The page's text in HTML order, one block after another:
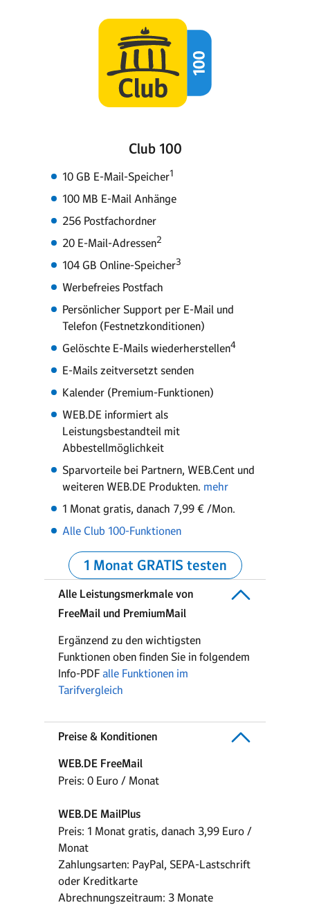
Club 100
10 GB E-Mail-Speicher1
100 MB E-Mail Anhänge
256 Postfachordner
20 E-Mail-Adressen2
104 GB Online-Speicher3
Werbefreies Postfach
Persönlicher Support per E-Mail und
Telefon (Festnetzkonditionen)
Gelöschte E-Mails wiederherstellen4
E-Mails zeitversetzt senden
Kalender (Premium-Funktionen)
WEB.DE informiert als
Leistungsbestandteil mit
Abbestellmöglichkeit
Sparvorteile bei Partnern, WEB.Cent und
weiteren WEB.DE Produkten. mehr
1 Monat gratis, danach 7,99 € /Mon.
Alle Club 100-Funktionen
1 Monat GRATIS testen
Alle Leistungsmerkmale von
FreeMail und PremiumMail
Ergänzend zu den wichtigsten
Funktionen oben finden Sie in folgendem
Info-PDF alle Funktionen im
Tarifvergleich
Preise & Konditionen
WEB.DE FreeMail
Preis: 0 Euro / Monat
WEB.DE MailPlus
Preis: 1 Monat gratis, danach 3,99 Euro /
Monat
Zahlungsarten: PayPal, SEPA-Lastschrift
oder Kreditkarte
Abrechnungszeitraum: 3 Monate